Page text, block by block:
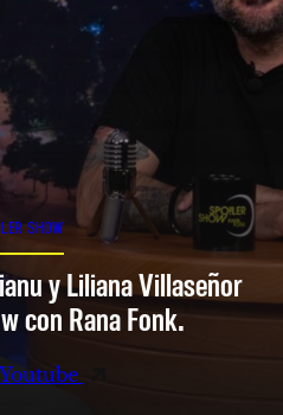
SHOW
y Liliana Villaseñor
con Rana Fonk.